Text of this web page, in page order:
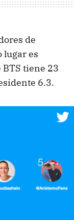
de
lugar es
BTS tiene 23
6.3.